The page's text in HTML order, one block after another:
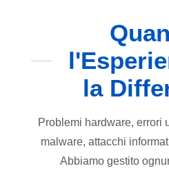
la
Problemi hardware, errori
malware, attacchi
Abbiamo gestito